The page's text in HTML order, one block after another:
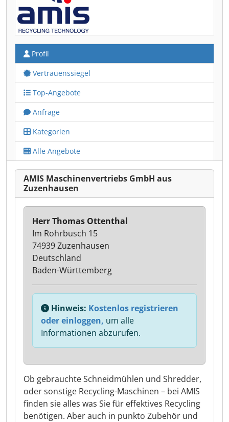
Profil
Vertrauenssiegel
Top-Angebote
Anfrage
Kategorien
Alle Angebote
AMIS Maschinenvertriebs GmbH aus
Zuzenhausen
Ob gebrauchte Schneidmühlen und Shredder,
oder sonstige Recycling-Maschinen – bei AMIS
finden sie alles was Sie für effektives Recycling
benötigen. Aber auch in punkto Zubehör und
Herr Thomas Ottenthal
Im Rohrbusch 15
74939 Zuzenhausen
Deutschland
Baden-Württemberg
Hinweis: Kostenlos registrieren
oder einloggen, um alle
Informationen abzurufen.